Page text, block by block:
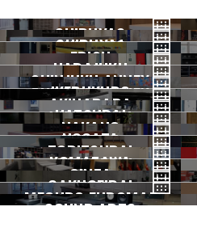
SHIBUYA3
渋谷3号
2026.07 OPEN
SHIBUYA1
渋谷1号
EBISU
恵比寿
HARAJUKU
原宿
SHINJUKU ANNEX
新宿ANNEX
IKEBUKURO
池袋
AKIHABARA
秋葉原
HATSUDAI
初台
NAKANO
中野
NOGATA
野方
TORITSUDAI
都立大
KOMAZAWA
駒沢
GINZA
銀座
GAKUGEIDAI
学芸大
MEGURO FUDOMAE
SOUND ARTS